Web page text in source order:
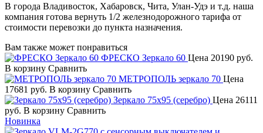
В города Владивосток, Хабаровск, Чита, Улан-Удэ и т.д. наша
компания готова вернуть 1/2 железнодорожного тарифа от
стоимости перевозки до пункта назначения.
Вам также может понравиться
ФРЕСКО Зеркало 60 Цена 20190 руб.
В корзину Сравнить
МЕТРОПОЛЬ зеркало 70 Цена
17681 руб. В корзину Сравнить
Зеркало 75х95 (серебро) Цена 26111
руб. В корзину Сравнить
Новинка